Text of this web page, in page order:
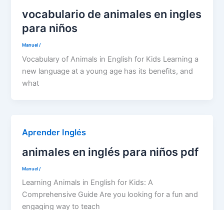
vocabulario de animales en ingles
para niños
Manuel/
Vocabulary of Animals in English for Kids Learning a
new language at a young age has its benefits, and
what
Aprender Inglés
animales en inglés para niños pdf
Manuel/
Learning Animals in English for Kids: A
Comprehensive Guide Are you looking for a fun and
engaging way to teach